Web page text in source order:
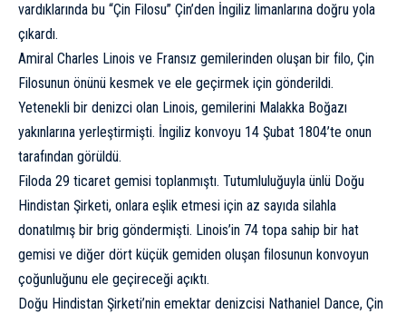
vardıklarında bu “Çin Filosu” Çin’den İngiliz limanlarına doğru yola
çıkardı.
Amiral Charles Linois ve Fransız gemilerinden oluşan bir filo, Çin
Filosunun önünü kesmek ve ele geçirmek için gönderildi.
Yetenekli bir denizci olan Linois, gemilerini Malakka Boğazı
yakınlarına yerleştirmişti. İngiliz konvoyu 14 Şubat 1804’te onun
tarafından görüldü.
Filoda 29 ticaret gemisi toplanmıştı. Tutumluluğuyla ünlü Doğu
Hindistan Şirketi, onlara eşlik etmesi için az sayıda silahla
donatılmış bir brig göndermişti. Linois’in 74 topa sahip bir hat
gemisi ve diğer dört küçük gemiden oluşan filosunun konvoyun
çoğunluğunu ele geçireceği açıktı.
Doğu Hindistan Şirketi’nin emektar denizcisi Nathaniel Dance, Çin